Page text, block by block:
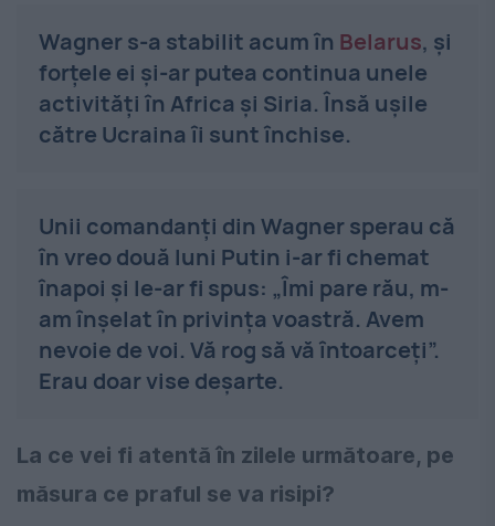
Wagner s-a stabilit acum în Belarus, și
forțele ei și-ar putea continua unele
activități în Africa și Siria. Însă ușile
către Ucraina îi sunt închise.
Unii comandanți din Wagner sperau că
în vreo două luni Putin i-ar fi chemat
înapoi și le-ar fi spus: „Îmi pare rău, m-
am înșelat în privința voastră. Avem
nevoie de voi. Vă rog să vă întoarceți”.
Erau doar vise deșarte.
La ce vei fi atentă în zilele următoare, pe
măsura ce praful se va risipi?